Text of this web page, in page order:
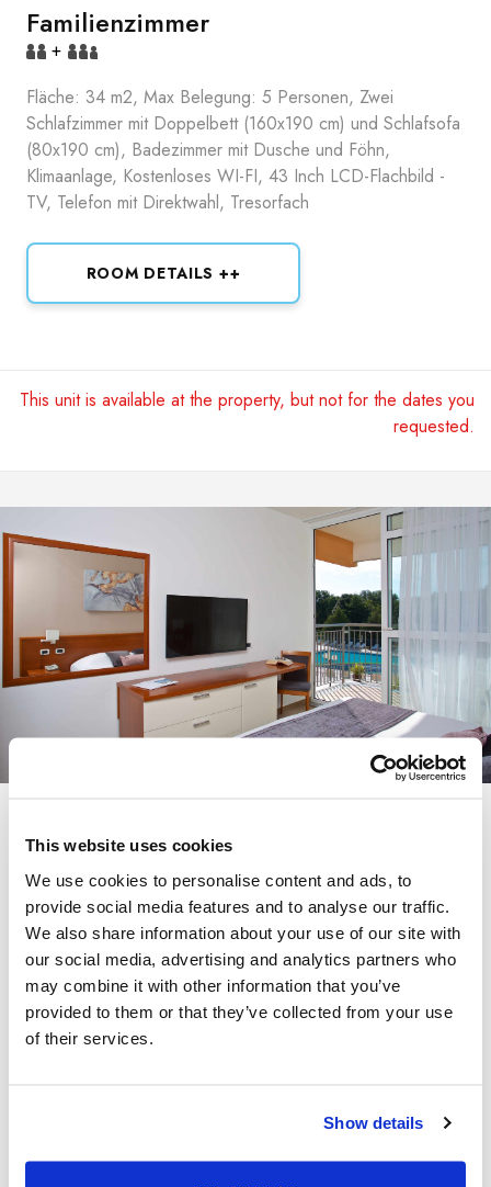
This website uses cookies
We use cookies to personalise content and ads, to
provide social media features and to analyse our traffic.
We also share information about your use of our site with
our social media, advertising and analytics partners who
may combine it with other information that you’ve
provided to them or that they’ve collected from your use
of their services.
Show details
Familienzimmer
+
Fläche: 34 m2, Max Belegung: 5 Personen, Zwei
Schlafzimmer mit Doppelbett (160x190 cm) und Schlafsofa
(80x190 cm), Badezimmer mit Dusche und Föhn,
Klimaanlage, Kostenloses WI-FI, 43 Inch LCD-Flachbild -
TV, Telefon mit Direktwahl, Tresorfach
ROOM DETAILS ++
This unit is available at the property, but not for the dates you
requested.
Familienzimmer mit Balkon -
Meerseite
Fläche: 28 m2, Max Belegung: 5 Personen, Ein
Schlafzimmer mit Doppelbett (160x190 cm), Schlafsofa
(80x190 cm) und Balkon, Ein Schlafzimmer mit Doppelbett
(160x190 cm), Badezimmer mit Dusche und Föhn,